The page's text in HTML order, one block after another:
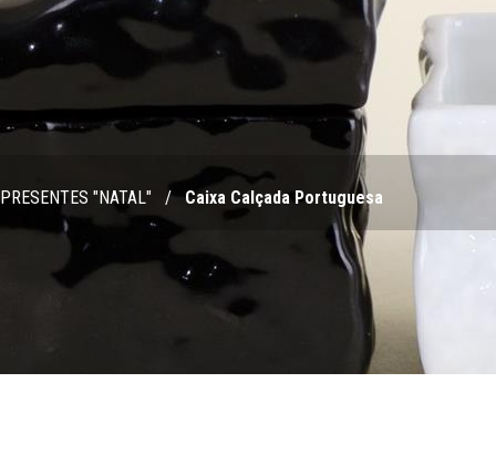
PRESENTES "NATAL" / Caixa Calçada Portuguesa